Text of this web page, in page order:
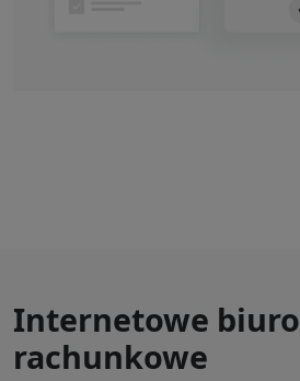
Internetowe biuro
rachunkowe